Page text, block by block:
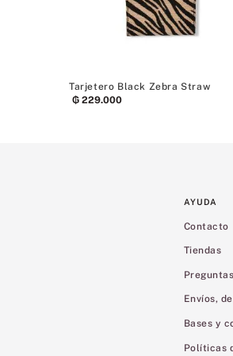
Tarjetero Black Zebra Straw
₲ 229.000
AYUDA
Contacto
Tiendas
Envíos,
Bases y
Políticas